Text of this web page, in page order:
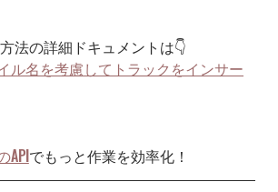
法の詳細ドキュメントは👇
イル名を考慮してトラックをインサー
APIでもっと作業を効率化！